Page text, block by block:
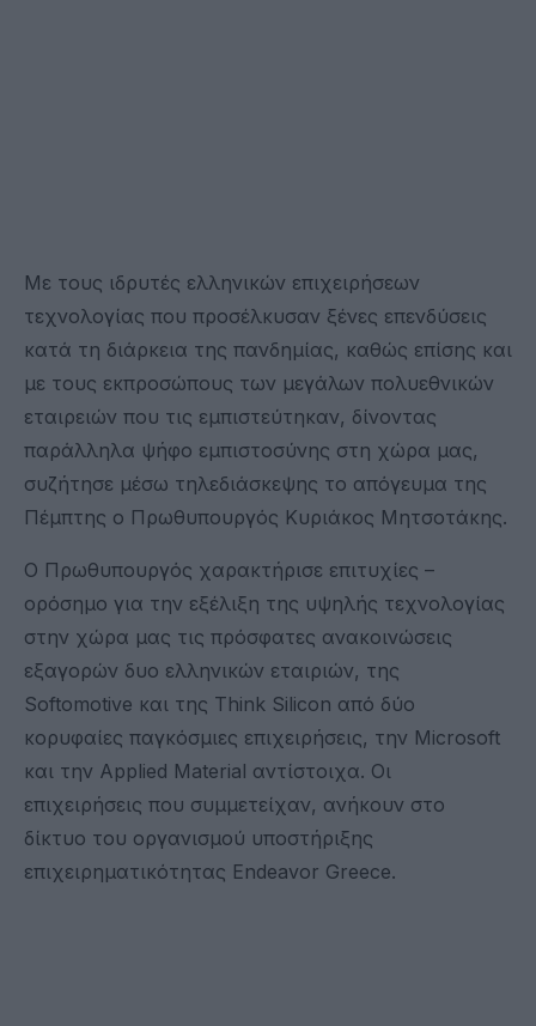
Με τους ιδρυτές ελληνικών επιχειρήσεων
τεχνολογίας που προσέλκυσαν ξένες επενδύσεις
κατά τη διάρκεια της πανδημίας, καθώς επίσης και
με τους εκπροσώπους των μεγάλων πολυεθνικών
εταιρειών που τις εμπιστεύτηκαν, δίνοντας
παράλληλα ψήφο εμπιστοσύνης στη χώρα μας,
συζήτησε μέσω τηλεδιάσκεψης το απόγευμα της
Πέμπτης ο Πρωθυπουργός Κυριάκος Μητσοτάκης.
Ο Πρωθυπουργός χαρακτήρισε επιτυχίες –
ορόσημο για την εξέλιξη της υψηλής τεχνολογίας
στην χώρα μας τις πρόσφατες ανακοινώσεις
εξαγορών δυο ελληνικών εταιριών, της
Softomotive και της Think Silicon από δύο
κορυφαίες παγκόσμιες επιχειρήσεις, την Microsoft
και την Applied Material αντίστοιχα. Οι
επιχειρήσεις που συμμετείχαν, ανήκουν στο
δίκτυο του οργανισμού υποστήριξης
επιχειρηματικότητας Endeavor Greece.